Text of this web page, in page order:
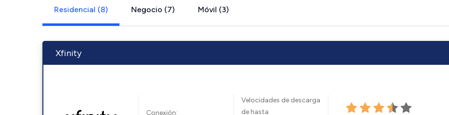
Residencial (8) Negocio (7) Móvil (3)
Xfinity
Conexión:
Velocidades de descarga
de hasta